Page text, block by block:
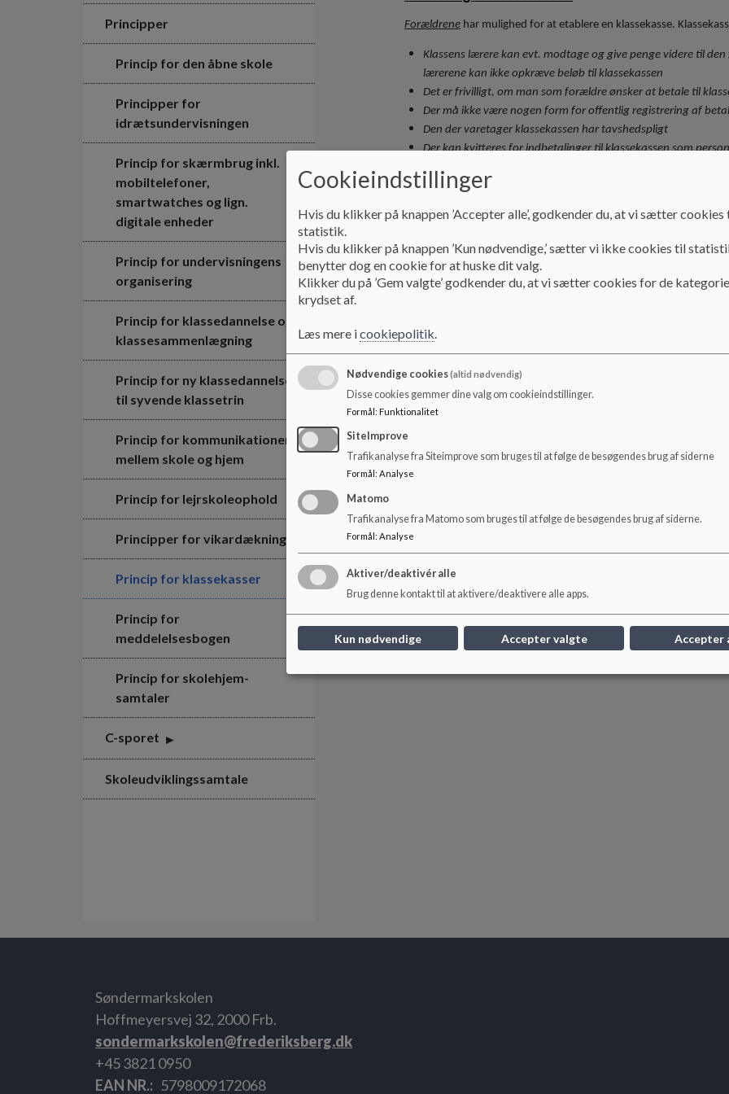
Principper
Princip for den åbne skole
Principper for
idrætsundervisningen
Princip for skærmbrug inkl.
mobiltelefoner,
smartwatches og lign.
digitale enheder
Princip for undervisningens
organisering
Princip for klassedannelse og
klassesammenlægning
Princip for ny klassedannelse
til syvende klassetrin
Princip for kommunikationen
mellem skole og hjem
Princip for lejrskoleophold
Principper for vikardækning
Princip for klassekasser
Princip for
meddelelsesbogen
Princip for skolehjem-
samtaler
C-sporet
Skoleudviklingssamtale
Forældrene har mulighed for at etablere en klassekasse.
Klassens lærere kan evt. modtage og give penge videre til
lærerene kan ikke opkræve beløb til klassekassen
Det er frivilligt, om man som forældre ønsker at betale til
Der må ikke være nogen form for offentlig registrering af
Den der varetager klassekassen har tavshedspligt
Der kan kvitteres for indbetalinger til klassekassen som
Indbetalinger til klassekassen
Frivillige indbetalinger
Overskud ved salg af kaffe/kage, sodavand og lignende
Indsamling til klassekassen
Alle børn i klassen skal have del i de goder, som klassekassen
dokumenteres med bilag
Legetøj, spil og andet, der kan bidrage til trivsel i klassen
Beløb i klassekassenmå ikkebruges til:
Betaling af ydelser, som er en betingelse for at gennemføre
Som delvis betaling af ekskursioner, hytteture og lejrskoler,
Revideres senest skoleåret 2022/23
Søndermarkskolen
Hoffmeyersvej 32, 2000 Frb.
sondermarkskolen@frederiksberg.dk
+45 3821 0950
EAN NR.
5798009172068
Cookieindstillinger
Hvis du klikker på knappen ’Accepter alle’, godkender du, at vi sætter
statistik.
Hvis du klikker på knappen ’Kun nødvendige,’ sætter vi ikke cookies til
benytter dog en cookie for at huske dit valg.
Klikker du på ’Gem valgte’ godkender du, at vi sætter cookies for de
krydset af.
Læs mere icookiepolitik.
Nødvendige cookies(altid nødvendig)
Disse cookies gemmer dine valg om cookieindstillinger.
Formål: Funktionalitet
SiteImprove
Trafikanalyse fra Siteimprove som bruges til at følge de besøgendes brug af siderne
Formål : Analyse
Matomo
Trafikanalyse fra Matomo som bruges til at følge de besøgendes brug af siderne.
Formål : Analyse
Aktiver/deaktivér alle
Brug denne kontakt til at aktivere/deaktivere alle apps.
Kun nødvendige Accepter valgte Accepter